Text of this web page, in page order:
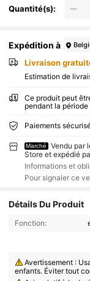
Quantité(s):
Expédition à
Livraison
Estimation de
Ce produit peut
pendant la
Paiements
Marché
Vendu par
Store et expédié
Informations et
Pour signaler ce
Détails Du Produit
Fonction:
Avertissement :
enfants. Éviter tout